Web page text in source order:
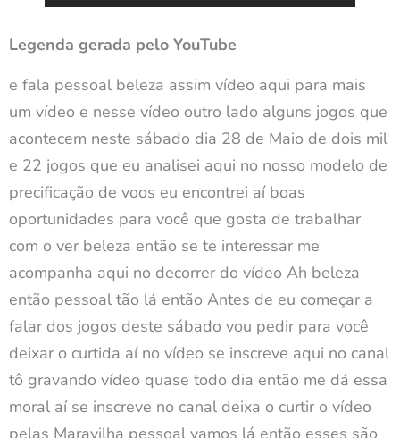
Legenda gerada pelo YouTube
e fala pessoal beleza assim vídeo aqui para mais
um vídeo e nesse vídeo outro lado alguns jogos que
acontecem neste sábado dia 28 de Maio de dois mil
e 22 jogos que eu analisei aqui no nosso modelo de
precificação de voos eu encontrei aí boas
oportunidades para você que gosta de trabalhar
com o ver beleza então se te interessar me
acompanha aqui no decorrer do vídeo Ah beleza
então pessoal tão lá então Antes de eu começar a
falar dos jogos deste sábado vou pedir para você
deixar o curtida aí no vídeo se inscreve aqui no canal
tô gravando vídeo quase todo dia então me dá essa
moral aí se inscreve no canal deixa o curtir o vídeo
pelas Maravilha pessoal vamos lá então esses são